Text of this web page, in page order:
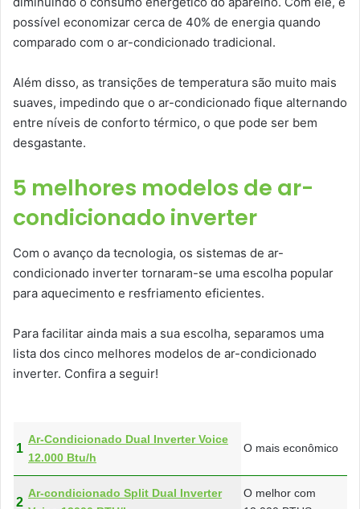
possível economizar cerca de 40% de energia quando
comparado com o ar-condicionado tradicional.
Além disso, as transições de temperatura são muito mais
suaves, impedindo que o ar-condicionado fique alternando
entre níveis de conforto térmico, o que pode ser bem
desgastante.
5 melhores modelos de ar-
condicionado inverter
Com o avanço da tecnologia, os sistemas de ar-
condicionado inverter tornaram-se uma escolha popular
para aquecimento e resfriamento eficientes.
Para facilitar ainda mais a sua escolha, separamos uma
lista dos cinco melhores modelos de ar-condicionado
inverter. Confira a seguir!
1
Ar-Condicionado Dual Inverter Voice
12.000 Btu/h
O mais econômico
2
Ar-condicionado Split Dual Inverter
O melhor com